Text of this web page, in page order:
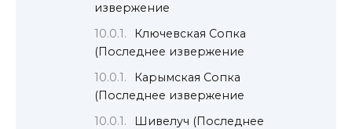
извержение
Ключевская Сопка
(Последнее извержение
Карымская Сопка
(Последнее извержение
Шивелуч (Последнее